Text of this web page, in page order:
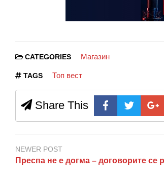
CATEGORIES Магазин
TAGS Топ вест
Share This
NEWER POST
Преспа не е догма – договорите се